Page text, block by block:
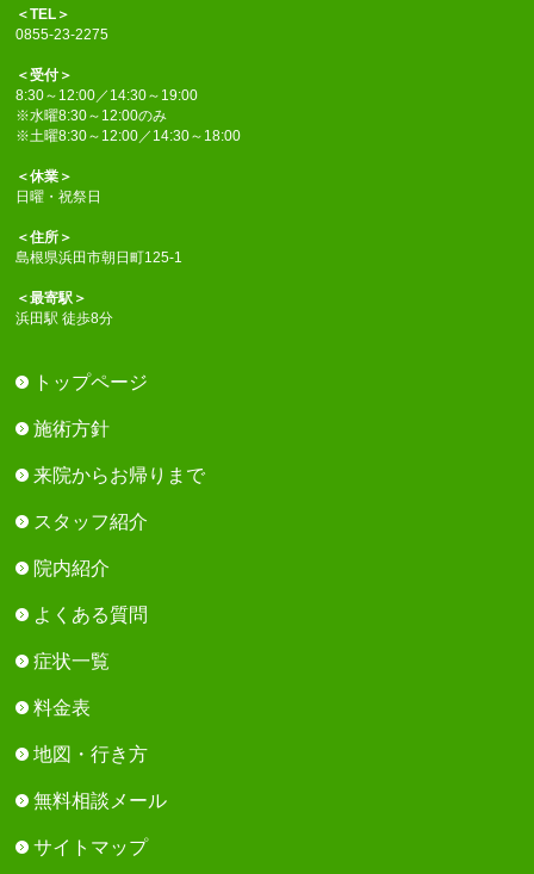
＜TEL＞
0855-23-2275
＜受付＞
8:30～12:00／14:30～19:00
※水曜8:30～12:00のみ
※土曜8:30～12:00／14:30～18:00
＜休業＞
日曜・祝祭日
＜住所＞
島根県浜田市朝日町125-1
＜最寄駅＞
浜田駅 徒歩8分
トップページ
施術方針
来院からお帰りまで
スタッフ紹介
院内紹介
よくある質問
症状一覧
料金表
地図・行き方
無料相談メール
サイトマップ